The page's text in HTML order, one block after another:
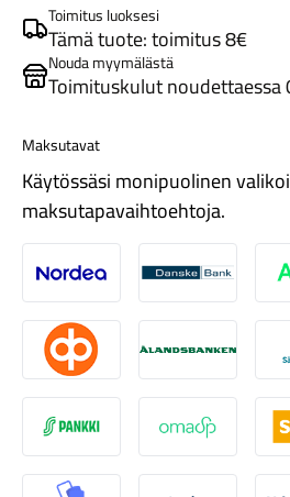
Tarvikkeet
Toimitus luoksesi
Tämä tuote: toimitus 8€
Nouda myymälästä
Toimituskulut noudettaessa
Maksutavat
Käytössäsi monipuolinen
maksutapavaihtoehtoja.
Nordea Danske
Osuuspankki
S-Pankki Omasp